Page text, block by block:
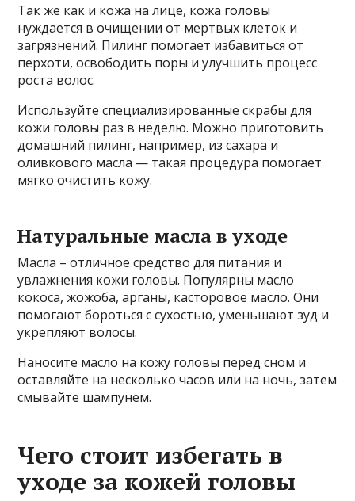
Так же как и кожа на лице, кожа головы
нуждается в очищении от мертвых клеток и
загрязнений. Пилинг помогает избавиться от
перхоти, освободить поры и улучшить процесс
роста волос.
Используйте специализированные скрабы для
кожи головы раз в неделю. Можно приготовить
домашний пилинг, например, из сахара и
оливкового масла — такая процедура помогает
мягко очистить кожу.
Натуральные масла в уходе
Масла – отличное средство для питания и
увлажнения кожи головы. Популярны масло
кокоса, жожоба, арганы, касторовое масло. Они
помогают бороться с сухостью, уменьшают зуд и
укрепляют волосы.
Наносите масло на кожу головы перед сном и
оставляйте на несколько часов или на ночь, затем
смывайте шампунем.
Чего стоит избегать в
уходе за кожей головы